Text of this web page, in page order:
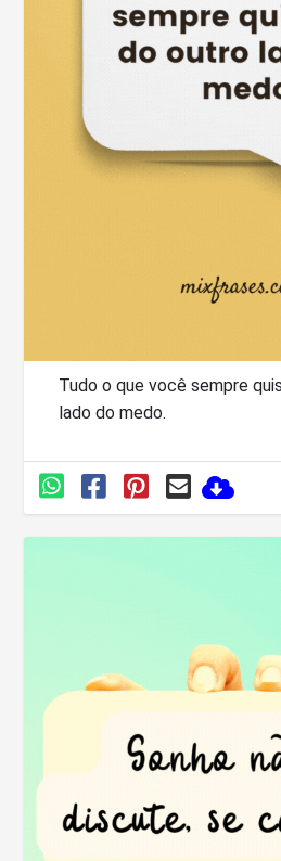
Tudo o que você sempre
lado do medo.